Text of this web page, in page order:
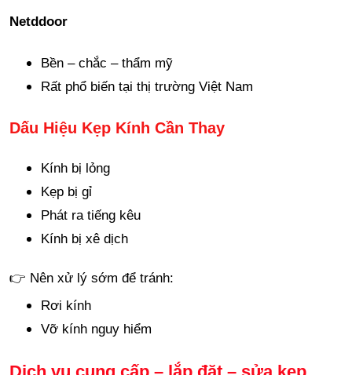
Netddoor
Bền – chắc – thẩm mỹ
Rất phổ biến tại thị trường Việt Nam
Dấu Hiệu Kẹp Kính Cần Thay
Kính bị lỏng
Kẹp bị gỉ
Phát ra tiếng kêu
Kính bị xê dịch
👉 Nên xử lý sớm để tránh:
Rơi kính
Vỡ kính nguy hiểm